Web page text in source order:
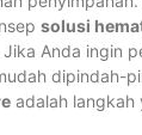
solusi
Anda ingin
dipindah-
adalah langkah